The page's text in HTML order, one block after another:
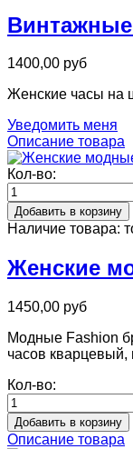
Винтажные
1400,00 руб
Женские часы на
Уведомить меня
Описание товара
Кол-во:
Наличие товара:
Женские
1450,00 руб
Модные Fashion
часов кварцевый,
Кол-во:
Описание товара